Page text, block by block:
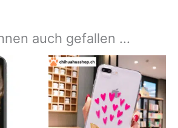
auch gefallen …
Dieses
Produkt
weist